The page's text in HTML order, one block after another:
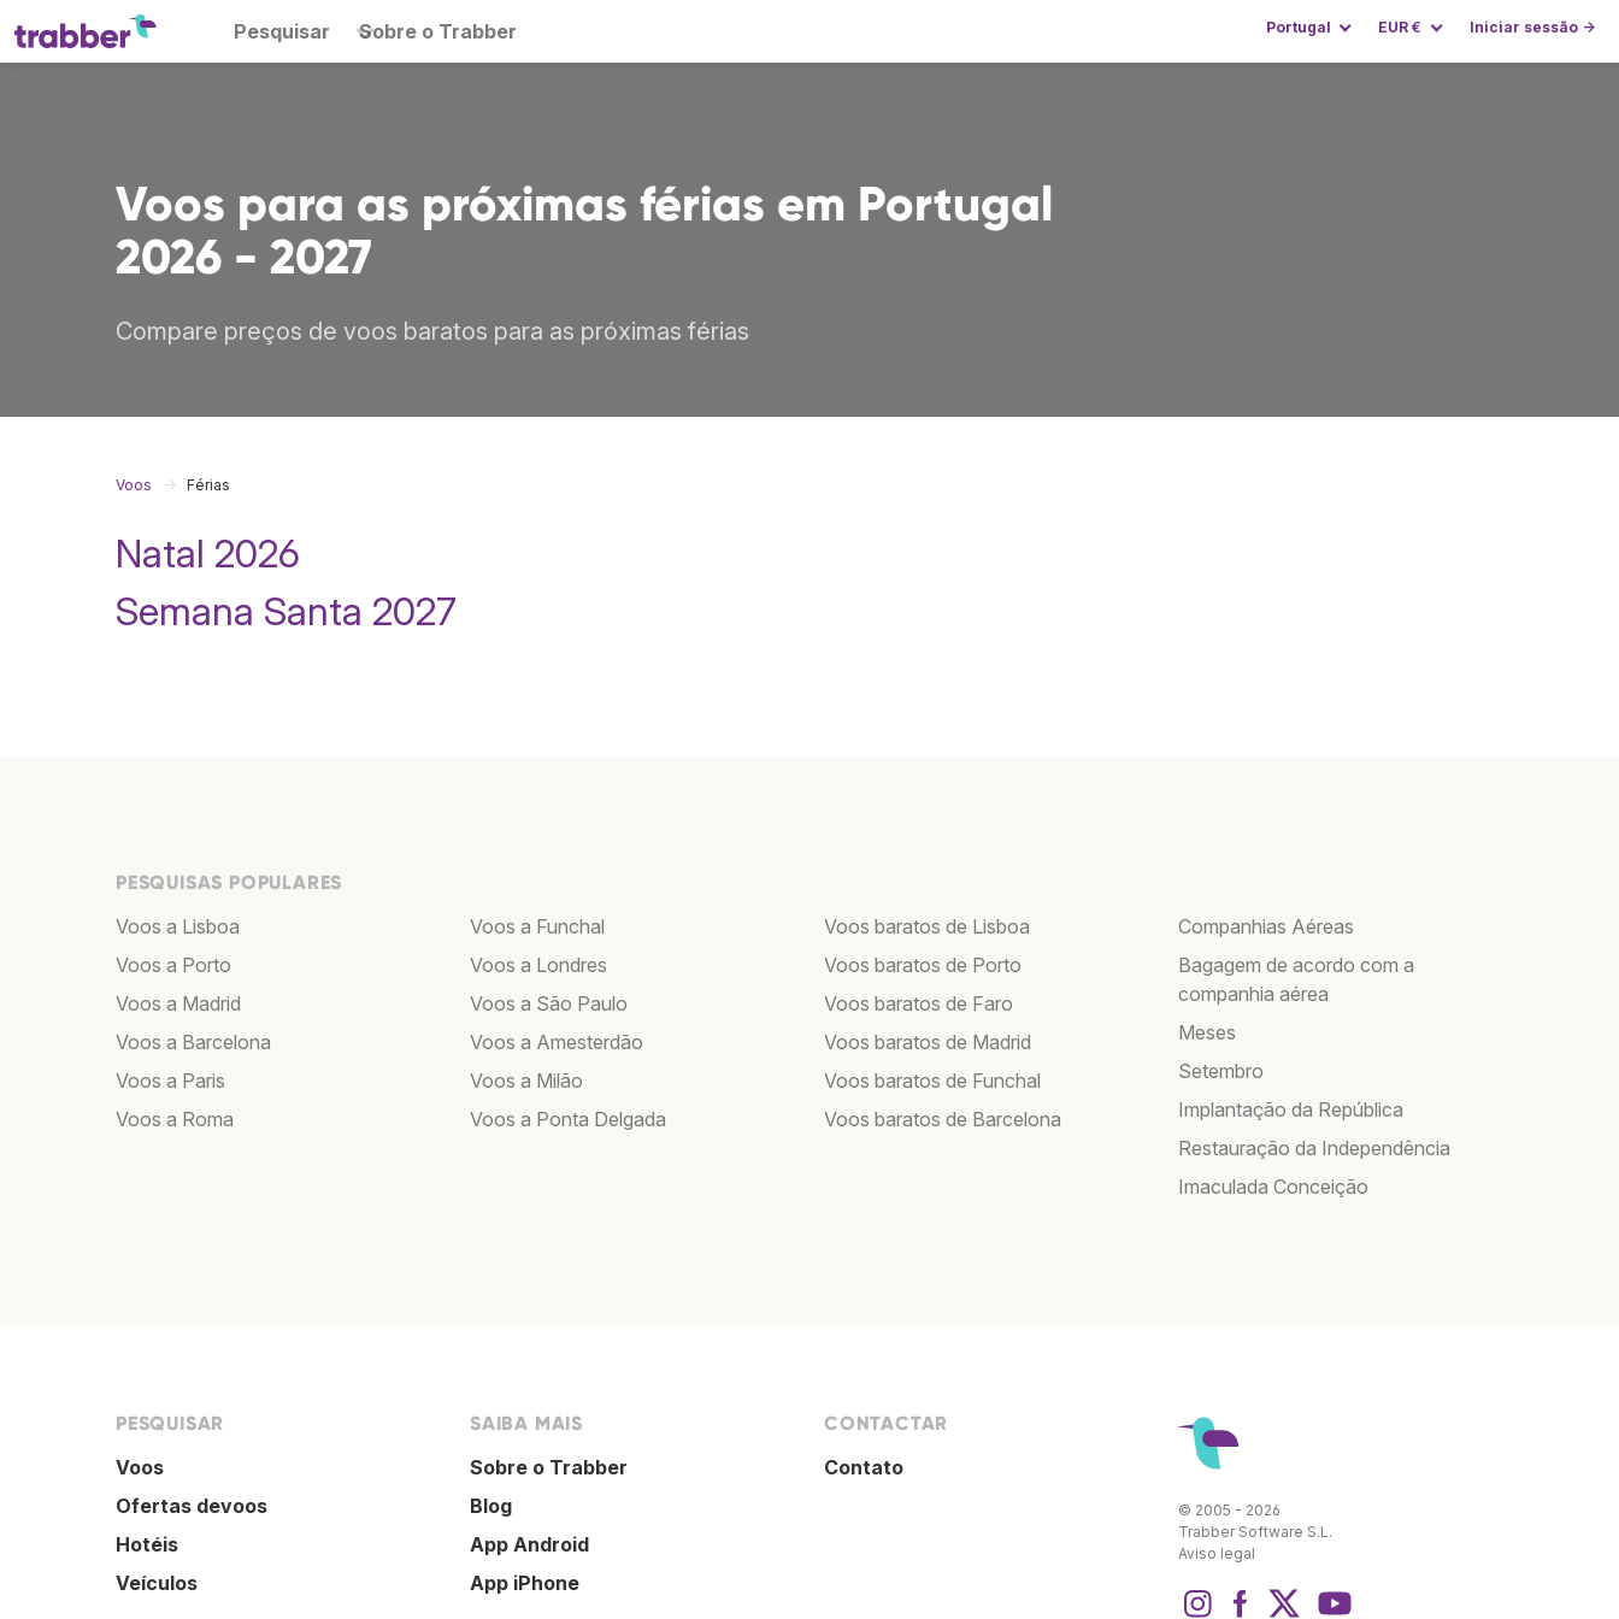
Pesquisar Sobre o Trabber Portugal EUR € Iniciar sessão →
Voos para as próximas férias em Portugal
2026 - 2027
Compare preços de voos baratos para as próximas férias
Voos Férias
Natal 2026
Semana Santa 2027
PESQUISAS POPULARES
Voos a Lisboa
Voos a Porto
Voos a Madrid
Voos a Barcelona
Voos a Paris
Voos a Roma
Voos a Funchal
Voos a Londres
Voos a São Paulo
Voos a Amesterdão
Voos a Milão
Voos a Ponta Delgada
Voos baratos de Lisboa
Voos baratos de Porto
Voos baratos de Faro
Voos baratos de Madrid
Voos baratos de Funchal
Voos baratos de Barcelona
Companhias Aéreas
Bagagem de acordo com a
companhia aérea
Meses
Setembro
Implantação da República
Restauração da Independência
Imaculada Conceição
PESQUISAR
Voos
Ofertas devoos
Hotéis
Veículos
SAIBA MAIS
Sobre o Trabber
Blog
App Android
App iPhone
CONTACTAR
Contato
© 2005 - 2026
Trabber Software S.L.
Aviso legal